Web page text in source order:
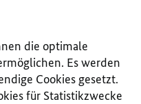
die optimale
Es werden
Cookies gesetzt.
für Statistikzwecke